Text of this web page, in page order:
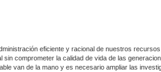
eficiente y racional de nuestros
sin comprometer la calidad de vida de las
van de la mano y es necesario ampliar las